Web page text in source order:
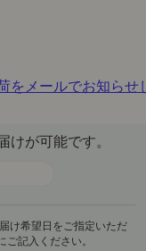
をメールでお知らせ
けが可能です。